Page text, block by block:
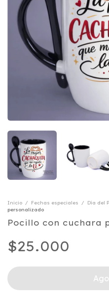
Inicio / Fechas especiales / Día del
personalizado
Pocillo con cuchara
$25.000